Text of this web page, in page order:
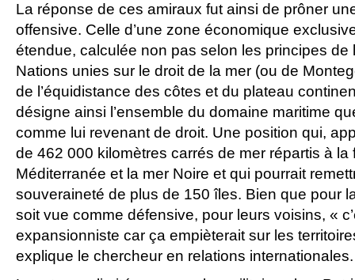
La réponse de ces amiraux fut ainsi de prôner
offensive. Celle d’une zone économique
étendue, calculée non pas selon les principes de
Nations unies sur le droit de la mer (ou de
de l’équidistance des côtes et du plateau
désigne ainsi l’ensemble du domaine maritime
comme lui revenant de droit. Une position qui,
de 462 000 kilomètres carrés de mer répartis à
Méditerranée et la mer Noire et qui pourrait
souveraineté de plus de 150 îles. Bien que pour
soit vue comme défensive, pour leurs voisins, «
expansionniste car ça empièterait sur les
explique le chercheur en relations internationales.